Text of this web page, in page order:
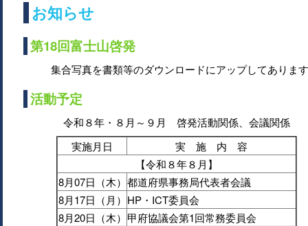
お知らせ
第18回富士山啓発
集合写真を書類等のダウンロードにアップしてありま
活動予定
令和８年・８月～９月 啓発活動関係、会議関係
実施月日
実 施 内 容
【令和８年８月】
8月07日（木） 都道府県事務局代表者会議
8月17日（月） HP・ICT委員会
8月20日（木） 甲府協議会第1回常務委員会